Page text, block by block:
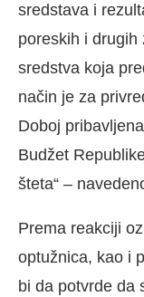
sredstava i
poreskih i drugih
sredstva koja
način je za
Doboj
Budžet
šteta“ –
Prema reakciji
optužnica, kao i
bi da potvrde da